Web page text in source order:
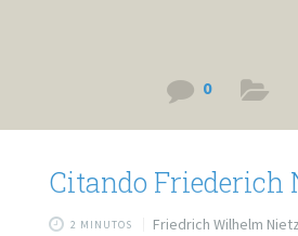
0
Citando Friederich
2 MINUTOS
Friedrich Wilhelm